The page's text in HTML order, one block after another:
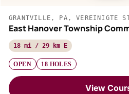
GRANTVILLE, PA, VEREINIGTE
East Hanover Township
18 mi / 29 km E
OPEN 18 HOLES
View